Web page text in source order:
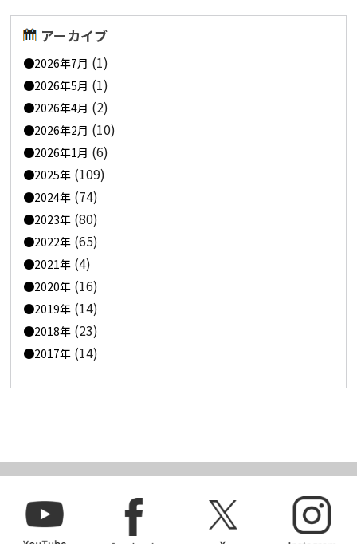
アーカイブ
2026年7月 (1)
2026年5月 (1)
2026年4月 (2)
2026年2月 (10)
2026年1月 (6)
2025年 (109)
2024年 (74)
2023年 (80)
2022年 (65)
2021年 (4)
2020年 (16)
2019年 (14)
2018年 (23)
2017年 (14)